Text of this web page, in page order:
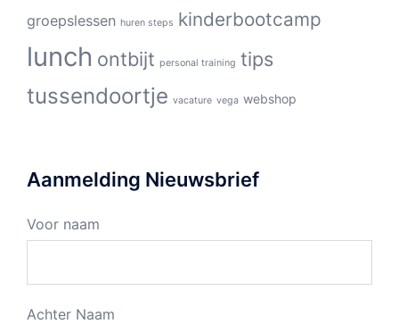
groepslessen huren steps kinderbootcamp
lunch ontbijt personal training tips
tussendoortje vacature vega webshop
Aanmelding Nieuwsbrief
Voor naam
Achter Naam